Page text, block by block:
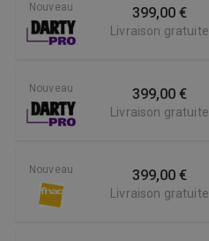
Nouveau 399,00 €
Livraison gratuite
Nouveau 399,00 €
Livraison gratuite
Nouveau 399,00 €
Livraison gratuite